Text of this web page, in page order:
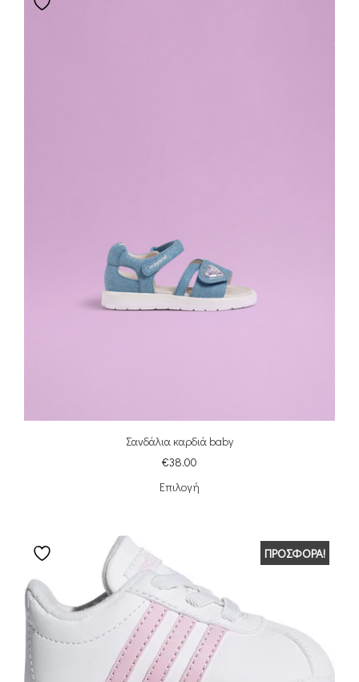
Σανδάλια καρδιά baby
€38.00
Επιλογή
ΠΡΟΣΦΟΡΆ!